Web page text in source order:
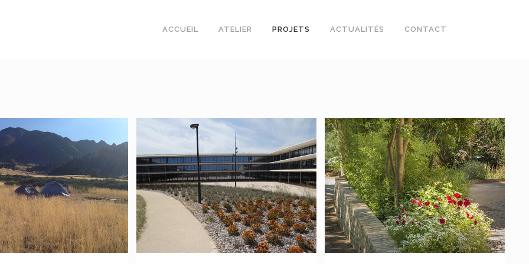
ACCUEIL ATELIER PROJETS ACTUALITÉS CONTACT
VOIR VOIR VOIR